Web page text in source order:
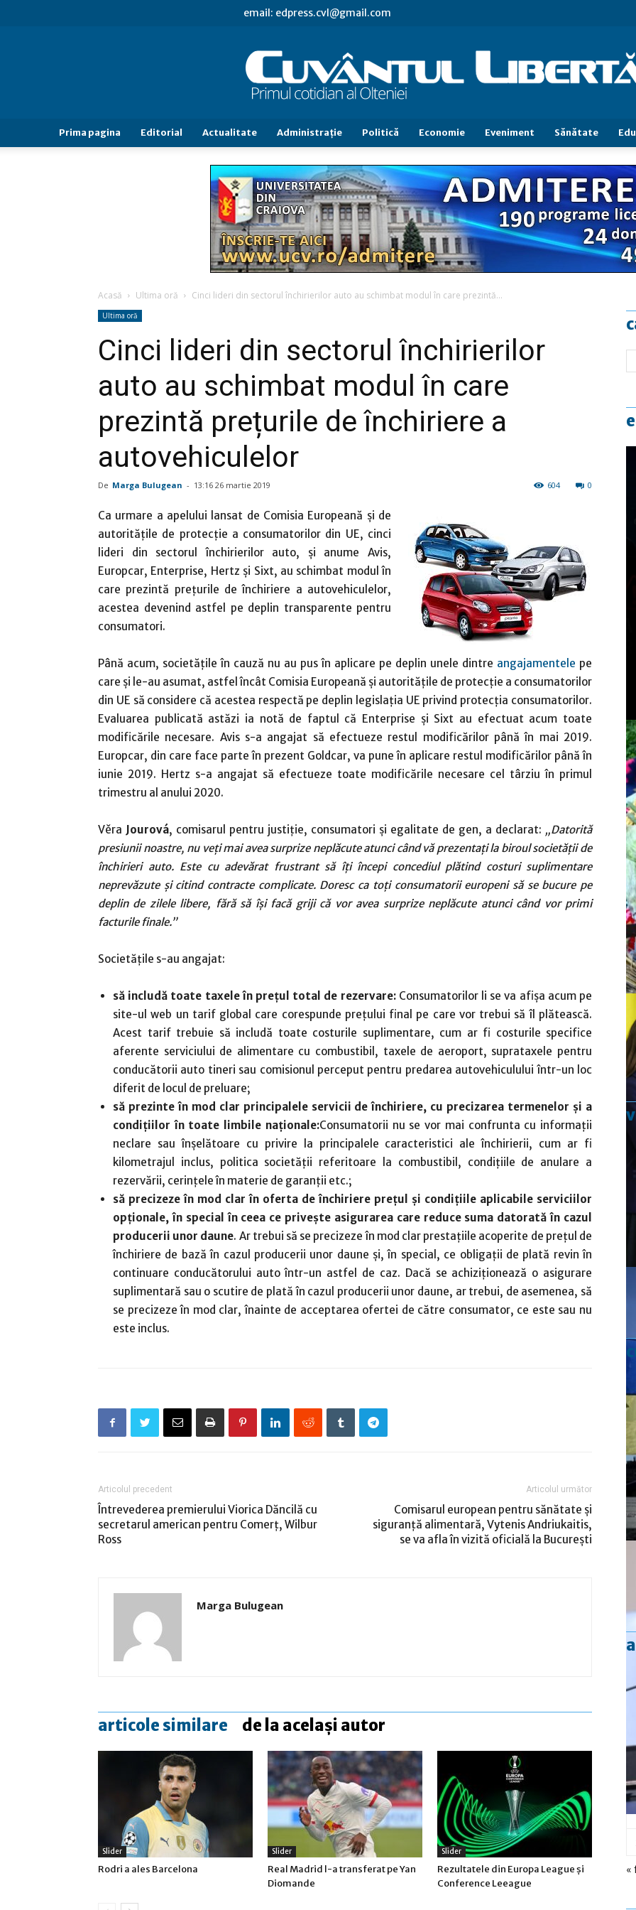
email: edpress.cvl@gmail.com
Cuvântul
Libertăţii
Prima pagina Editorial Actualitate Administraţie Politică Economie Eveniment Sănătate
Acasă Ultima oră Cinci lideri din sectorul închirierilor auto au schimbat modul în care prezintă...
Ultima oră
Cinci lideri din sectorul închirierilor
auto au schimbat modul în care
prezintă prețurile de închiriere a
autovehiculelor
De Marga Bulugean - 13:16 26 martie 2019 0
604
Ca urmare a apelului lansat de Comisia Europeană și de
autoritățile de protecție a consumatorilor din UE, cinci
lideri din sectorul închirierilor auto, și anume Avis,
Europcar, Enterprise, Hertz și Sixt, au schimbat modul în
care prezintă prețurile de închiriere a autovehiculelor,
acestea devenind astfel pe deplin transparente pentru
consumatori.
Până acum, societățile în cauză nu au pus în aplicare pe deplin unele dintre angajamentele pe
care și le-au asumat, astfel încât Comisia Europeană și autoritățile de protecție a consumatorilor
din UE să considere că acestea respectă pe deplin legislația UE privind protecția consumatorilor.
Evaluarea publicată astăzi ia notă de faptul că Enterprise și Sixt au efectuat acum toate
modificările necesare. Avis s-a angajat să efectueze restul modificărilor până în mai 2019.
Europcar, din care face parte în prezent Goldcar, va pune în aplicare restul modificărilor până în
iunie 2019. Hertz s-a angajat să efectueze toate modificările necesare cel târziu în primul
trimestru al anului 2020.
Věra Jourová, comisarul pentru justiție, consumatori și egalitate de gen, a declarat: „Datorită
presiunii noastre, nu veți mai avea surprize neplăcute atunci când vă prezentați la biroul societății de
închirieri auto. Este cu adevărat frustrant să îți începi concediul plătind costuri suplimentare
neprevăzute și citind contracte complicate. Doresc ca toți consumatorii europeni să se bucure pe
deplin de zilele libere, fără să își facă griji că vor avea surprize neplăcute atunci când vor primi
facturile finale.”
Societățile s-au angajat:
să includă toate taxele în prețul total de rezervare: Consumatorilor li se va afișa acum pe
site-ul web un tarif global care corespunde prețului final pe care vor trebui să îl plătească.
Acest tarif trebuie să includă toate costurile suplimentare, cum ar fi costurile specifice
aferente serviciului de alimentare cu combustibil, taxele de aeroport, suprataxele pentru
conducătorii auto tineri sau comisionul perceput pentru predarea autovehiculului într-un loc
diferit de locul de preluare;
să prezinte în mod clar principalele servicii de închiriere, cu precizarea termenelor și a
condițiilor în toate limbile naționale:Consumatorii nu se vor mai confrunta cu informații
neclare sau înșelătoare cu privire la principalele caracteristici ale închirierii, cum ar fi
kilometrajul inclus, politica societății referitoare la combustibil, condițiile de anulare a
rezervării, cerințele în materie de garanții etc.;
să precizeze în mod clar în oferta de închiriere prețul și condițiile aplicabile serviciilor
opționale, în special în ceea ce privește asigurarea care reduce suma datorată în cazul
producerii unor daune. Ar trebui să se precizeze în mod clar prestațiile acoperite de prețul de
închiriere de bază în cazul producerii unor daune și, în special, ce obligații de plată revin în
continuare conducătorului auto într-un astfel de caz. Dacă se achiziționează o asigurare
suplimentară sau o scutire de plată în cazul producerii unor daune, ar trebui, de asemenea, să
se precizeze în mod clar, înainte de acceptarea ofertei de către consumator, ce este sau nu
este inclus.
Articolul precedent
Întrevederea premierului Viorica Dăncilă cu
secretarul american pentru Comerț, Wilbur
Ross
Articolul următor
Comisarul european pentru sănătate și
siguranță alimentară, Vytenis Andriukaitis,
se va afla în vizită oficială la București
Marga Bulugean
articole similare de la același autor
Slider
Rodri a ales Barcelona
Slider
Real Madrid l-a transferat pe Yan
Diomande
Slider
Rezultatele din Europa League şi
Conference Leeague
«